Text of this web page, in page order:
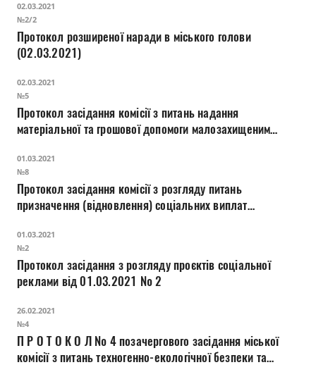
господарської діяльності
02.03.2021
№2/2
Протокол розширеної наради в міського голови
(02.03.2021)
02.03.2021
№5
Протокол засідання комісії з питань надання
матеріальної та грошової допомоги малозахищеним
01.03.2021
№8
Протокол засідання комісії з розгляду питань
призначення (відновлення) соціальних виплат
01.03.2021
№2
Протокол засідання з розгляду проєктів соціальної
реклами від 01.03.2021 № 2
26.02.2021
№4
П Р О Т О К О Л № 4 позачергового засідання міської
комісії з питань техногенно-екологічної безпеки та